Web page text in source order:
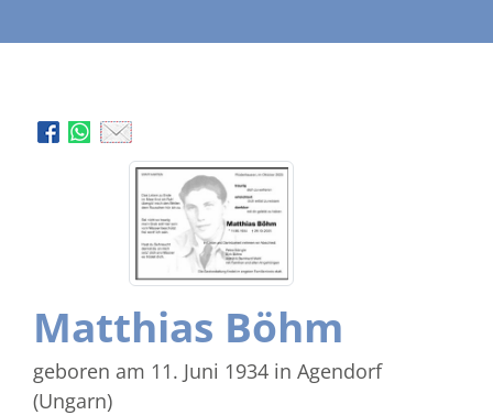
Matthias Böhm
geboren am 11. Juni 1934 in Agendorf
(Ungarn)